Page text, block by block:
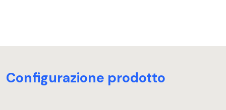
Configurazione prodotto